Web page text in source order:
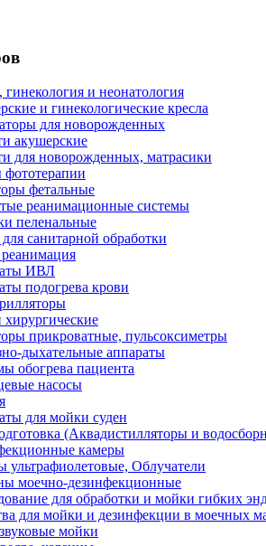
и неонатология
и гинекологические креслa
для новорожденных
акушерские
для новорожденных, матрасики
фетальные
реанимационные системы
пеленальные
санитарной обработки
ИВЛ
подогрева крови
прикроватные, пульсоксиметры
дыхательные аппараты
обогрева пациента
насосы
для мойки суден
(Аквадистилляторы и
камеры
ультрафиолетовые, Облучатели
моечно-дезинфекционные
для обработки и мойки гибких
для мойки и дезинфекции в моечных
мойки